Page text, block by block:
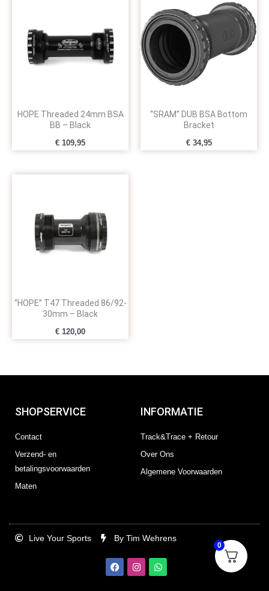
HOPE Threaded 24mm BSA
BB – Black
€ 109,95
“SRAM” DUB BSA Bottom
Bracket
€34,95
“HOPE” T47 Threaded 86/92-
30mm – Black
€ 120,00
SHOPSERVICE
Contact
Verzend- en
betalingsvoorwaarden
Maten
INFORMATIE
Track&Trace + Retour
Over Ons
Algemene Voorwaarden
Live Your Sports By Tim Wehrens
F
a
I
n
W
h
0